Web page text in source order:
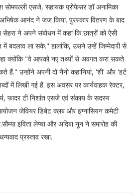
सोमपल्ली एसजे, सहायक प्रोफेसर डॉ अनामिका
आनंद ने जज किया. पुरस्कार वितरण के बाद
सेहरा ने अपने संबोधन में कहा कि छात्रों को ऐसी
में बदलाव ला सके." हालांकि, उसने उन्हें जिम्मेदारी से
क्योंकि "वे आपको नए तथ्यों से अवगत करा सकते
उन्होंने अपनी दो नैनो कहानियां, 'शी' और 'हर्ट
में लिखी गई हैं. इस अवसर पर कार्यवाहक रेक्टर,
फादर टी निशांत एसजे एवं संकाय के सदस्य
जेवियर डिबेट क्लब और इग्नासियन कमेटी
इविता लेप्चा और अदिबा नून ने समारोह की
प्रस्ताव रखा.